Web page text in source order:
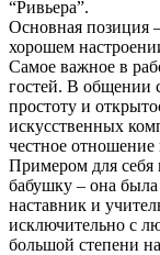
“Ривьера”.
Основная позиция
хорошем
Самое важное в
гостей. В общении
простоту и
искусственных
честное отношение
Примером для себя
бабушку – она
наставник и
исключительно с
большой степени